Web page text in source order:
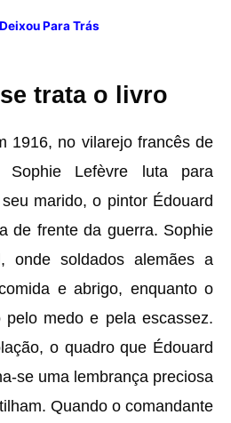
Para Trás
trata o livro
1916, no vilarejo francês de
Sophie Lefèvre luta para
marido, o pintor Édouard
de frente da guerra. Sophie
onde soldados alemães a
e abrigo, enquanto o
medo e pela escassez.
o quadro que Édouard
se uma lembrança preciosa
Quando o comandante